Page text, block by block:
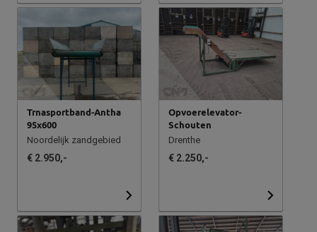
Trnasportband-Antha
95x600
Noordelijk zandgebied
€ 2.950,-
Opvoerelevator-
Schouten
Drenthe
€ 2.250,-